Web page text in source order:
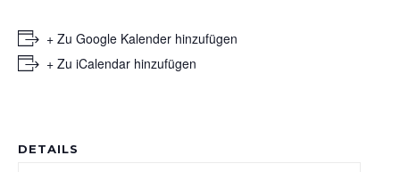
+ Zu Google Kalender hinzufügen
+ Zu iCalendar hinzufügen
DETAILS